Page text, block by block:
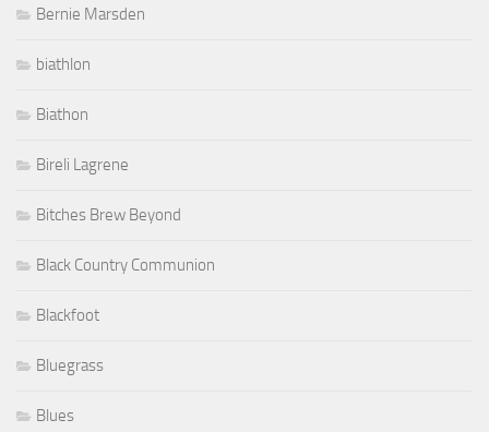
Bernie Marsden
biathlon
Biathon
Bireli Lagrene
Bitches Brew Beyond
Black Country Communion
Blackfoot
Bluegrass
Blues